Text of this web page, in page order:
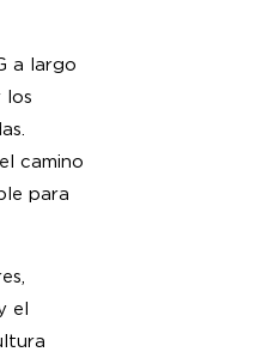
a largo
los
camino
para
el